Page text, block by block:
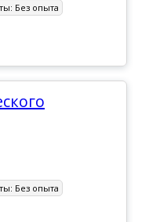
Без опыта
Без опыта